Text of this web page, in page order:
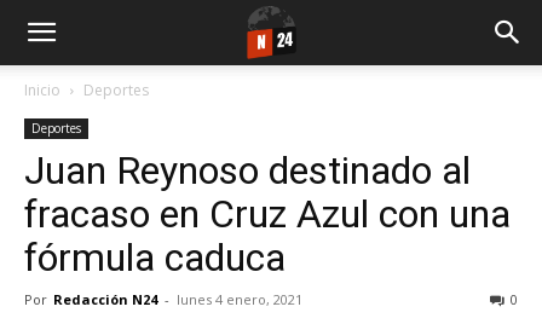
Inicio Deportes
Deportes
Juan Reynoso destinado al
fracaso en Cruz Azul con una
fórmula caduca
Por Redacción N24 - lunes 4 enero, 2021 0